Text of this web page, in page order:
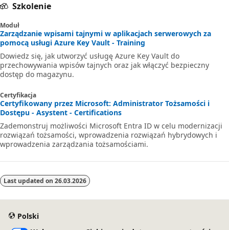
Szkolenie
Moduł
Zarządzanie wpisami tajnymi w aplikacjach serwerowych za
pomocą usługi Azure Key Vault - Training
Dowiedz się, jak utworzyć usługę Azure Key Vault do
przechowywania wpisów tajnych oraz jak włączyć bezpieczny
dostęp do magazynu.
Certyfikacja
Certyfikowany przez Microsoft: Administrator Tożsamości i
Dostępu - Asystent - Certifications
Zademonstruj możliwości Microsoft Entra ID w celu modernizacji
rozwiązań tożsamości, wprowadzenia rozwiązań hybrydowych i
wprowadzenia zarządzania tożsamościami.
Last updated on 26.03.2026
Polski